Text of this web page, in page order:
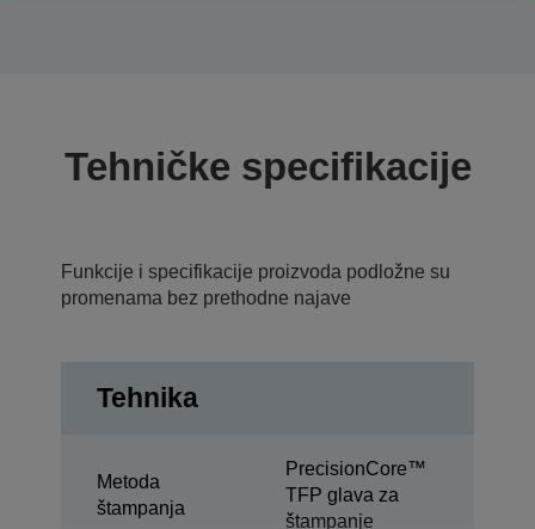
Tehničke specifikacije
Funkcije i specifikacije proizvoda podložne su
promenama bez prethodne najave
Tehnika
Metoda
štampanja
PrecisionCore™
TFP glava za
štampanje